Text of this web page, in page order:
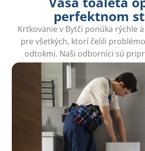
perfektnom
Krtkovanie v Bytči ponúka rýchle
pre všetkých, ktorí čelili
odtokmi. Naši odborníci sú
hodiny a odstrániť všetky